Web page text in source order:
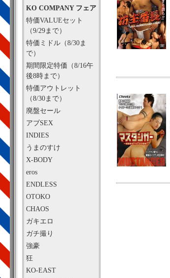
KO COMPANY フェア
特価VALUEセット
（9/29まで）
特価ミドル（8/30ま
で）
期間限定特価（8/16午
後8時まで）
特価アウトレット
（8/30まで）
廃盤セール
アブSEX
INDIES
うまのすけ
X-BODY
eros
ENDLESS
OTOKO
CHAOS
ガキエロ
ガチ撮り
強豪
狂
KO-EAST